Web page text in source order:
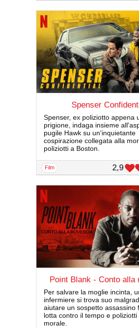
Spenser
Spenser, ex poliziotto appena
prigione, indaga insieme
pugile Hawk su un'inquietante
cospirazione collegata alla
poliziotti a Boston.
film 2,9
Point Blank - Conto alla
Per salvare la moglie incinta,
infermiere si trova suo
aiutare un sospetto assassino
lotta contro il tempo e poliziotti
morale.